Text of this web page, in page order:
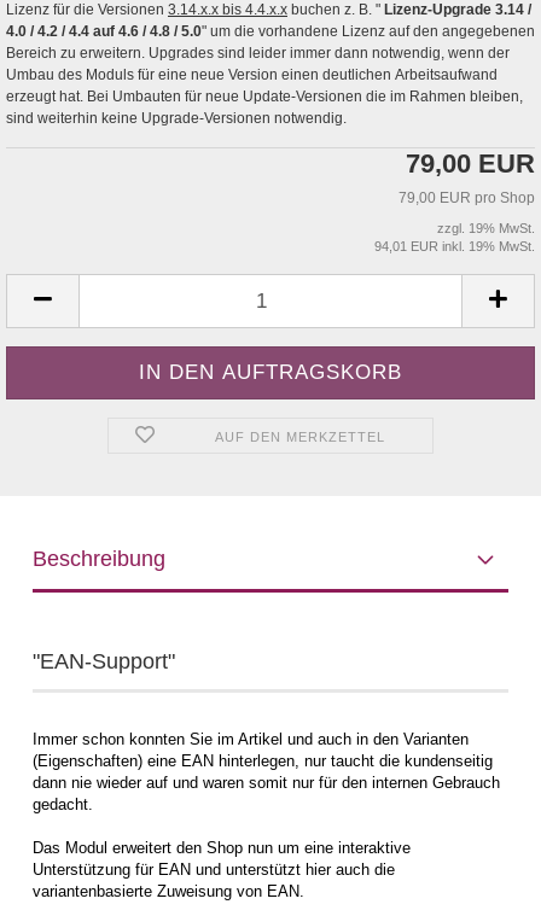
Lizenz für die Versionen 3.14.x.x bis 4.4.x.x buchen z. B. " Lizenz-Upgrade 3.14 /
4.0 / 4.2 / 4.4 auf 4.6 / 4.8 / 5.0" um die vorhandene Lizenz auf den angegebenen
Bereich zu erweitern. Upgrades sind leider immer dann notwendig, wenn der
Umbau des Moduls für eine neue Version einen deutlichen Arbeitsaufwand
erzeugt hat. Bei Umbauten für neue Update-Versionen die im Rahmen bleiben,
sind weiterhin keine Upgrade-Versionen notwendig.
79,00 EUR
79,00 EUR pro Shop
zzgl. 19% MwSt.
94,01 EUR inkl. 19% MwSt.
AUF DEN MERKZETTEL
Beschreibung
"EAN-Support"
Immer schon konnten Sie im Artikel und auch in den Varianten
(Eigenschaften) eine EAN hinterlegen, nur taucht die kundenseitig
dann nie wieder auf und waren somit nur für den internen Gebrauch
gedacht.
Das Modul erweitert den Shop nun um eine interaktive
Unterstützung für EAN und unterstützt hier auch die
variantenbasierte Zuweisung von EAN.